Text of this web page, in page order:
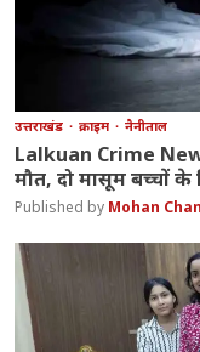
उत्तराखंड क्राइम नैनीताल
Lalkuan Crime
मौत, दो मासूम बच्चों के
Mohan